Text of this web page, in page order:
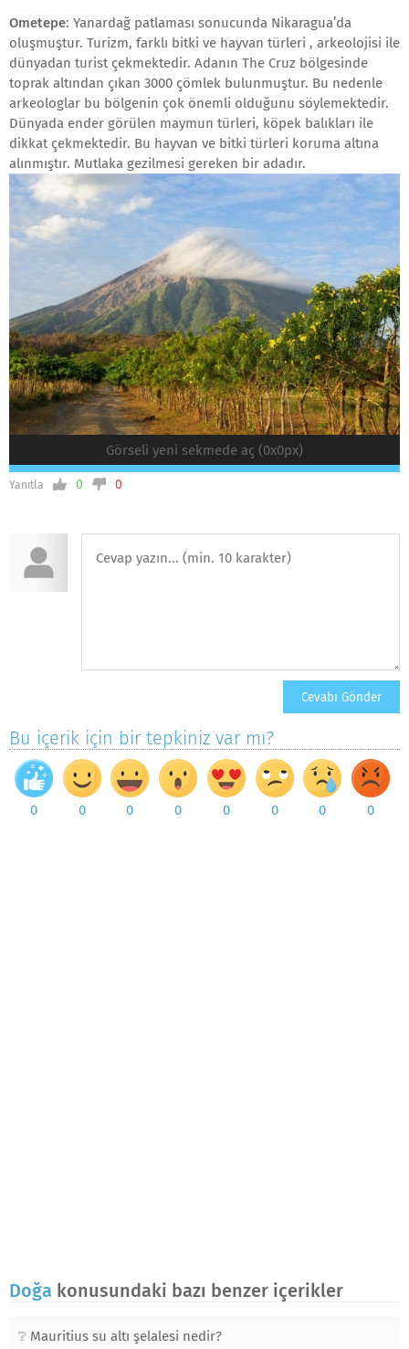
Ometepe: Yanardağ patlaması sonucunda Nikaragua’da
oluşmuştur. Turizm, farklı bitki ve hayvan türleri , arkeolojisi ile
dünyadan turist çekmektedir. Adanın The Cruz bölgesinde
toprak altından çıkan 3000 çömlek bulunmuştur. Bu nedenle
arkeologlar bu bölgenin çok önemli olduğunu söylemektedir.
Dünyada ender görülen maymun türleri, köpek balıkları ile
dikkat çekmektedir. Bu hayvan ve bitki türleri koruma altına
alınmıştır. Mutlaka gezilmesi gereken bir adadır.
Görseli yeni sekmede aç (0x0px)
Yanıtla 0 0
Bu içerik için bir tepkiniz var mı?
0 0 0 0 0 0 0 0
Doğa konusundaki bazı benzer içerikler
Mauritius su altı şelalesi nedir?